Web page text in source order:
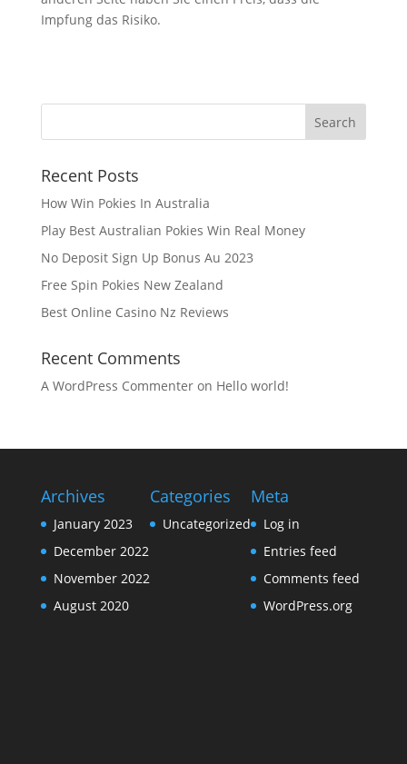
Impfung das Risiko.
Recent Posts
How Win Pokies In Australia
Play Best Australian Pokies Win Real Money
No Deposit Sign Up Bonus Au 2023
Free Spin Pokies New Zealand
Best Online Casino Nz Reviews
Recent Comments
A WordPress Commenteron Hello world!
Archives
January 2023
December 2022
November 2022
August 2020
Categories
Uncategorized
Meta
Log in
Entries feed
Comments feed
WordPress.org